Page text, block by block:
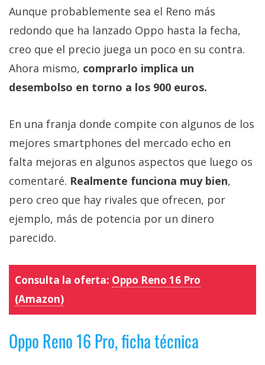
Aunque probablemente sea el Reno más
redondo que ha lanzado Oppo hasta la fecha,
creo que el precio juega un poco en su contra.
Ahora mismo, comprarlo implica un
desembolso en torno a los 900 euros.
En una franja donde compite con algunos de los
mejores smartphones del mercado echo en
falta mejoras en algunos aspectos que luego os
comentaré. Realmente funciona muy bien,
pero creo que hay rivales que ofrecen, por
ejemplo, más de potencia por un dinero
parecido.
Consulta la oferta: Oppo Reno 16 Pro
(Amazon)
Oppo Reno 16 Pro, ficha técnica